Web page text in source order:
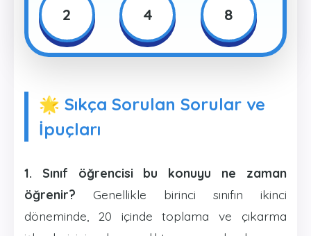
2 4 8
🌟 Sıkça Sorulan Sorular ve
İpuçları
1. Sınıf öğrencisi bu konuyu ne zaman
öğrenir? Genellikle birinci sınıfın ikinci
döneminde, 20 içinde toplama ve çıkarma